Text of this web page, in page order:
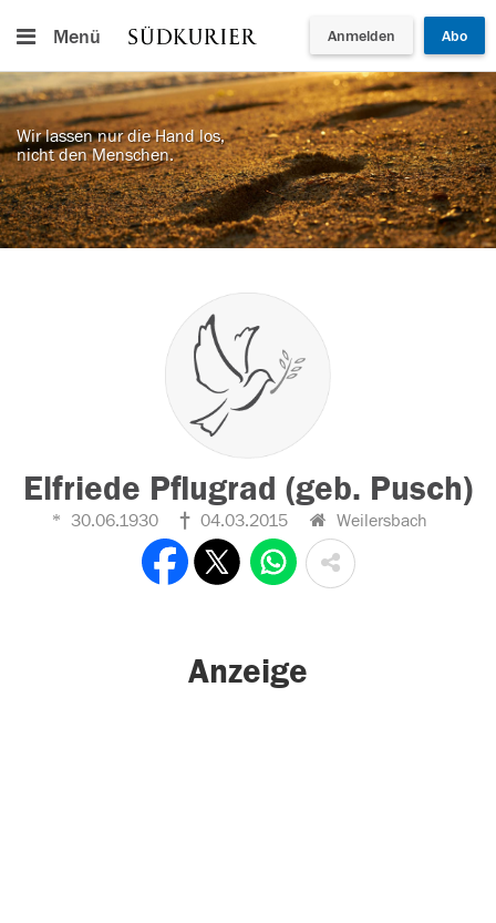
Menü Anmelden Abo
Wir lassen nur die Hand los,
nicht den Menschen.
Elfriede Pflugrad (geb. Pusch)
30.06.1930 04.03.2015 Weilersbach
Anzeige